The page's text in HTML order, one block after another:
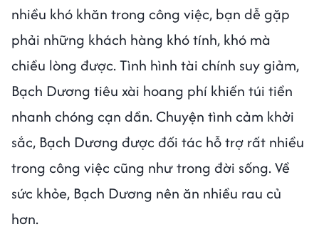
nhiều khó khăn trong công việc, bạn dễ gặp
phải những khách hàng khó tính, khó mà
chiều lòng được. Tình hình tài chính suy giảm,
Bạch Dương tiêu xài hoang phí khiến túi tiền
nhanh chóng cạn dần. Chuyện tình cảm khởi
sắc, Bạch Dương được đối tác hỗ trợ rất nhiều
trong công việc cũng như trong đời sống. Về
sức khỏe, Bạch Dương nên ăn nhiều rau củ
hơn.